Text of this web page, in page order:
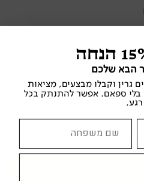
הבא שלכם
גרין וקבלו מבצעים, מציאות
בלי ספאם. אפשר להתנתק בכל
רגע.